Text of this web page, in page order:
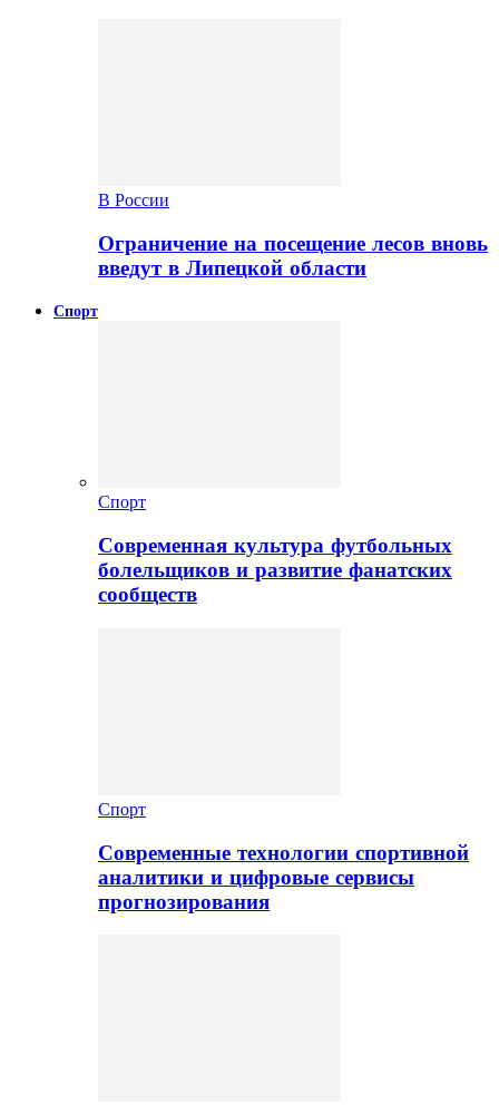
В России
Ограничение на посещение лесов вновь
введут в Липецкой области
Спорт
Спорт
Современная культура футбольных
болельщиков и развитие фанатских
сообществ
Спорт
Современные технологии спортивной
аналитики и цифровые сервисы
прогнозирования